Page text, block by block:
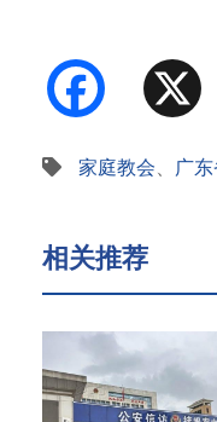
Facebook
家庭教会、 广
相关推荐